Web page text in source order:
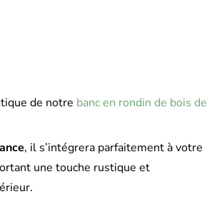
de notre banc en rondin de bois de
, il s’intégrera parfaitement à votre
une touche rustique et